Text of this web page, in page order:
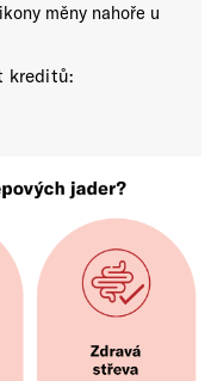
měny nahoře u
kreditů: